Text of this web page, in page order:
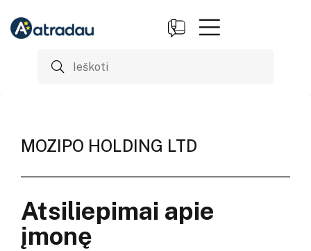
MOZIPO HOLDING LTD
Atsiliepimai apie
įmonę